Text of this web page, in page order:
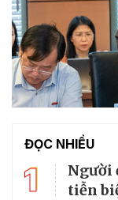
ĐỌC NHIỀU
1
Người
tiễn